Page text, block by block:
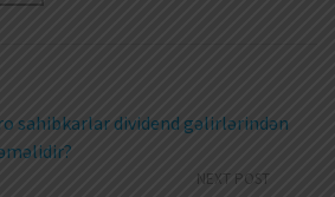
sahibkarlar dividend gəlirlərindən
NEXT POST